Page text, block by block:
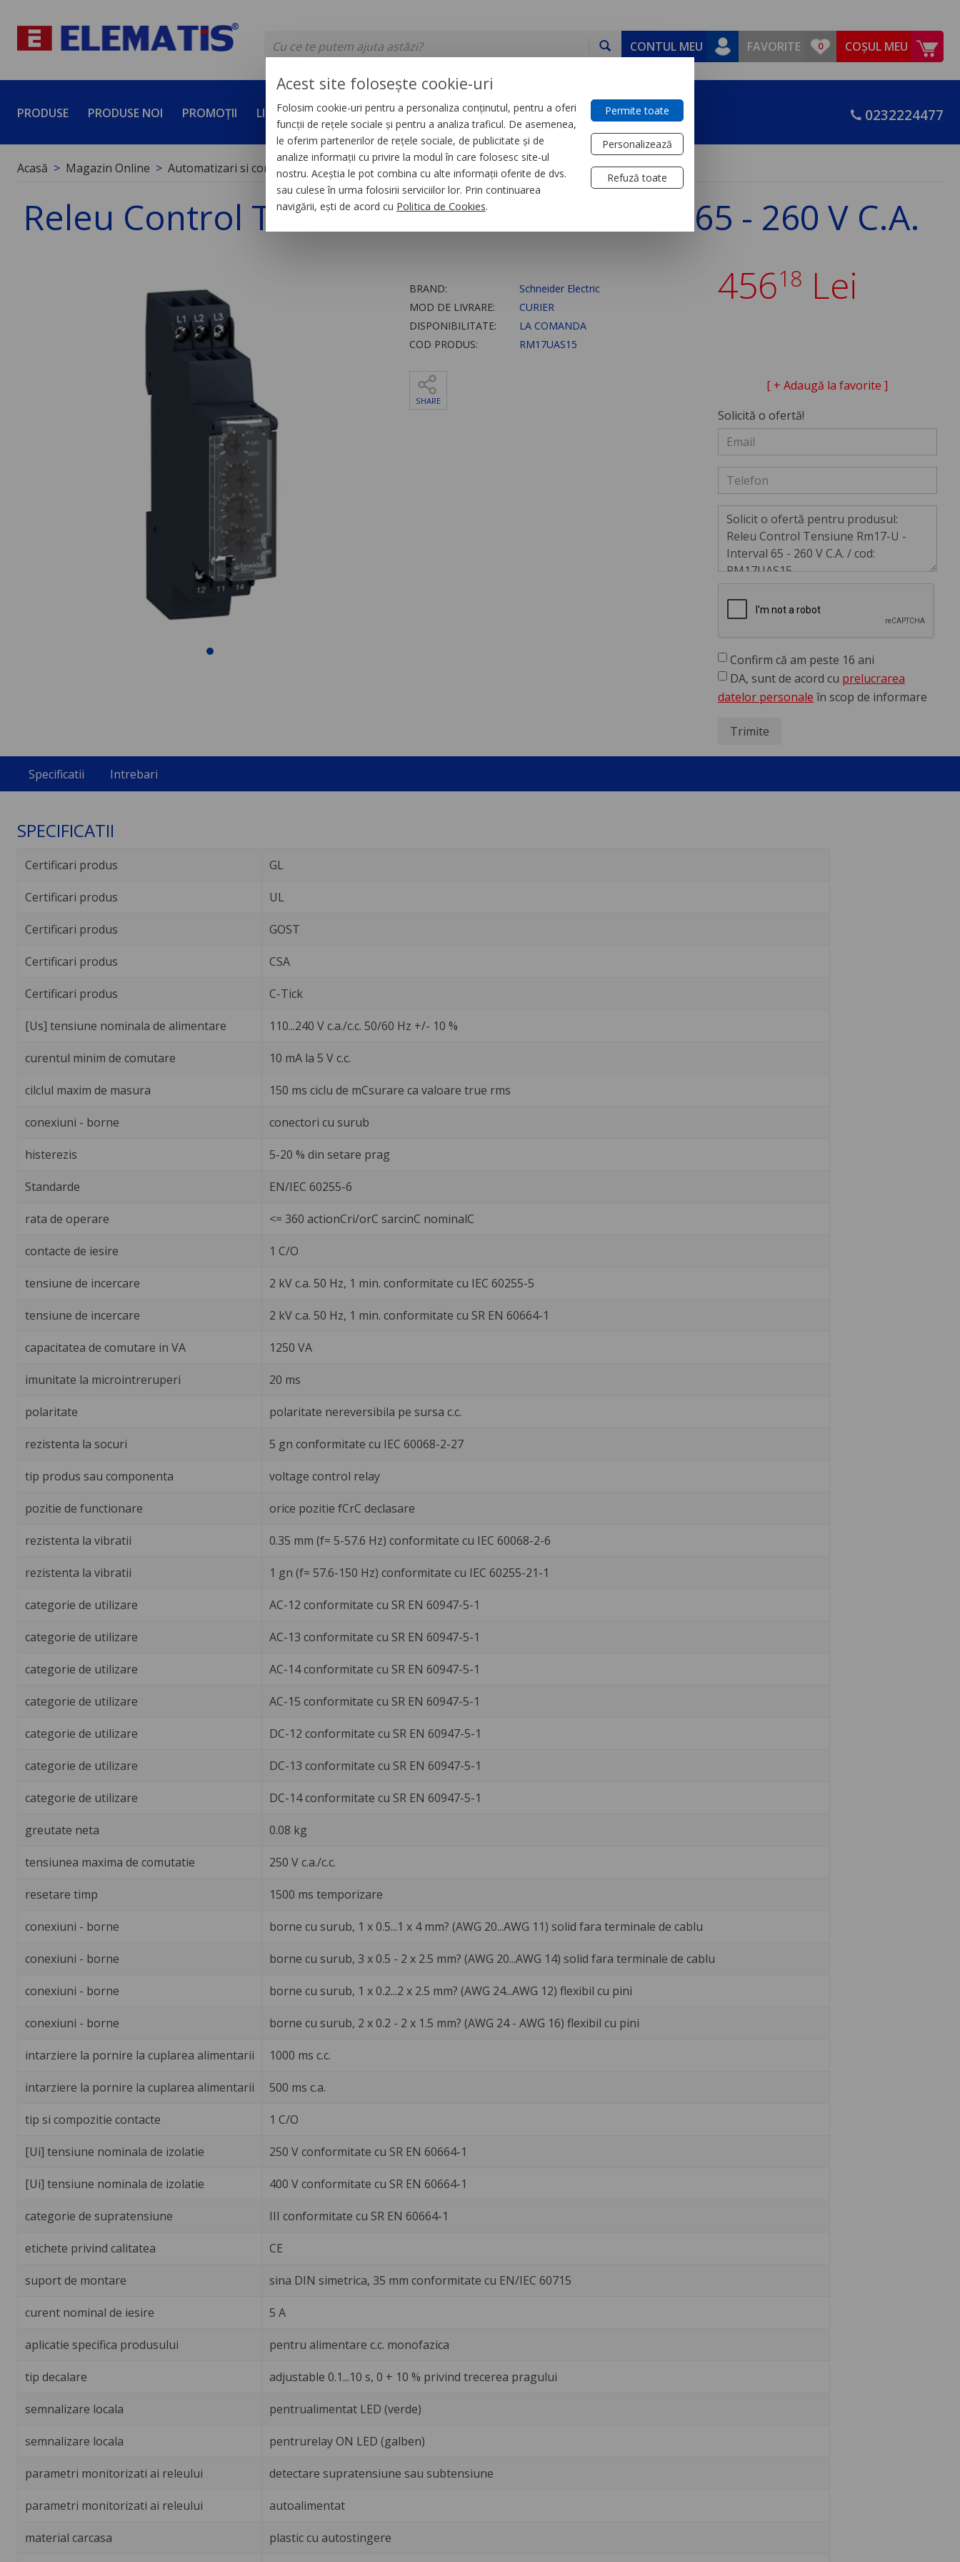
CONTUL MEU FAVORITE COȘUL MEU
PRODUSE PRODUSE NOI PROMOȚII LICHIDĂRI DE STOC SERVICII DEVINO PARTENER CONTACT 0232224477
Acasă Magazin Online Automatizari si control industrial Relee
Releu Control Tensiune Rm17-U - Interval 65 - 260 V C.A.
BRAND:
Schneider Electric
MOD DE LIVRARE:
CURIER
DISPONIBILITATE:
LA COMANDA
COD PRODUS:
RM17UAS15
SHARE
45618 Lei
[ + Adaugă la favorite ]
Solicită o ofertă!
Confirm că am peste 16 ani
DA, sunt de acord cu prelucrarea
datelor personale în scop de informare
Trimite
Specificatii Intrebari
SPECIFICATII
Certificari produs GL
Certificari produs UL
Certificari produs GOST
Certificari produs CSA
Certificari produs C-Tick
[Us] tensiune nominala de alimentare 110...240 V c.a./c.c. 50/60 Hz +/- 10 %
curentul minim de comutare 10 mA la 5 V c.c.
cilclul maxim de masura 150 ms ciclu de mCsurare ca valoare true rms
conexiuni - borne conectori cu surub
histerezis 5-20 % din setare prag
Standarde EN/IEC 60255-6
rata de operare <= 360 actionCri/orC sarcinC nominalC
contacte de iesire 1 C/O
tensiune de incercare 2 kV c.a. 50 Hz, 1 min. conformitate cu IEC 60255-5
tensiune de incercare 2 kV c.a. 50 Hz, 1 min. conformitate cu SR EN 60664-1
capacitatea de comutare in VA 1250 VA
imunitate la microintreruperi 20 ms
polaritate polaritate nereversibila pe sursa c.c.
rezistenta la socuri 5 gn conformitate cu IEC 60068-2-27
tip produs sau componenta voltage control relay
pozitie de functionare orice pozitie fCrC declasare
rezistenta la vibratii 0.35 mm (f= 5-57.6 Hz) conformitate cu IEC 60068-2-6
rezistenta la vibratii 1 gn (f= 57.6-150 Hz) conformitate cu IEC 60255-21-1
categorie de utilizare AC-12 conformitate cu SR EN 60947-5-1
categorie de utilizare AC-13 conformitate cu SR EN 60947-5-1
categorie de utilizare AC-14 conformitate cu SR EN 60947-5-1
categorie de utilizare AC-15 conformitate cu SR EN 60947-5-1
categorie de utilizare DC-12 conformitate cu SR EN 60947-5-1
categorie de utilizare DC-13 conformitate cu SR EN 60947-5-1
categorie de utilizare DC-14 conformitate cu SR EN 60947-5-1
greutate neta 0.08 kg
tensiunea maxima de comutatie 250 V c.a./c.c.
resetare timp 1500 ms temporizare
conexiuni - borne borne cu surub, 1 x 0.5...1 x 4 mm? (AWG 20...AWG 11) solid fara terminale de cablu
conexiuni - borne borne cu surub, 3 x 0.5 - 2 x 2.5 mm? (AWG 20...AWG 14) solid fara terminale de cablu
conexiuni - borne borne cu surub, 1 x 0.2...2 x 2.5 mm? (AWG 24...AWG 12) flexibil cu pini
conexiuni - borne borne cu surub, 2 x 0.2 - 2 x 1.5 mm? (AWG 24 - AWG 16) flexibil cu pini
intarziere la pornire la cuplarea alimentarii 1000 ms c.c.
intarziere la pornire la cuplarea alimentarii 500 ms c.a.
tip si compozitie contacte 1 C/O
[Ui] tensiune nominala de izolatie 250 V conformitate cu SR EN 60664-1
[Ui] tensiune nominala de izolatie 400 V conformitate cu SR EN 60664-1
categorie de supratensiune III conformitate cu SR EN 60664-1
etichete privind calitatea CE
suport de montare sina DIN simetrica, 35 mm conformitate cu EN/IEC 60715
curent nominal de iesire 5 A
aplicatie specifica produsului pentru alimentare c.c. monofazica
tip decalare adjustable 0.1...10 s, 0 + 10 % privind trecerea pragului
semnalizare locala pentrualimentat LED (verde)
semnalizare locala pentrurelay ON LED (galben)
parametri monitorizati ai releului detectare supratensiune sau subtensiune
parametri monitorizati ai releului autoalimentat
material carcasa plastic cu autostingere
Acest site folosește cookie-uri
Folosim cookie-uri pentru a personaliza conținutul, pentru a oferi
funcții de rețele sociale și pentru a analiza traficul. De asemenea,
le oferim partenerilor de rețele sociale, de publicitate și de
analize informații cu privire la modul în care folosesc site-ul
nostru. Aceștia le pot combina cu alte informații oferite de dvs.
sau culese în urma folosirii serviciilor lor. Prin continuarea
navigării, ești de acord cu Politica de Cookies.
Permite toate
Personalizează
Refuză toate